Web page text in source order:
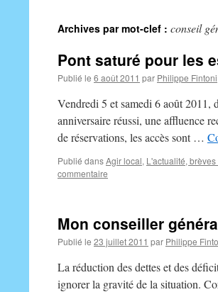
contenu
Archives par mot-clef : conseil
Pont saturé pour les
Publié le 6 août 2011 par Philippe Fintoni
Vendredi 5 et samedi 6 août 2011,
anniversaire réussi, une affluence
de réservations, les accès sont …
Publié dansAgir local, L'actualité,
commentaire
Mon conseiller
Publié le 23 juillet 2011 par Philippe
La réduction des dettes et des
ignorer la gravité de la situation.